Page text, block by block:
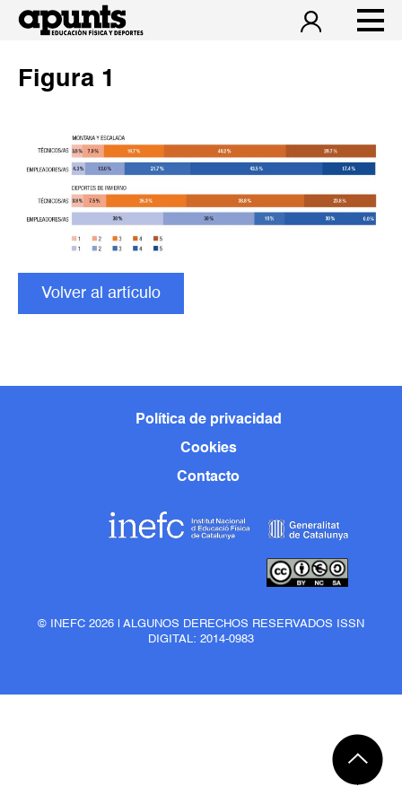
Figura 1
Volver al artículo
Política de privacidad
Cookies
Contacto
© INEFC 2026 | ALGUNOS DERECHOS RESERVADOS ISSN
DIGITAL: 2014-0983